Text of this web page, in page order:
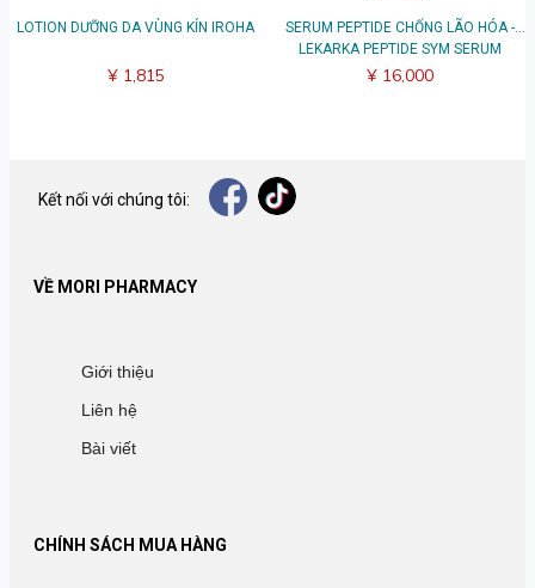
LOTION DƯỠNG DA VÙNG KÍN IROHA
¥ 1,815
SERUM PEPTIDE CHỐNG LÃO HÓA -
LEKARKA PEPTIDE SYM SERUM
¥ 16,000
VỀ MORI PHARMACY
Giới thiệu
Liên hệ
Bài viết
CHÍNH SÁCH MUA HÀNG
Kết nối với chúng tôi: